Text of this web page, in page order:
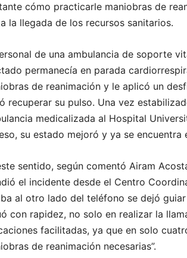
cómo practicarle maniobras de
la llegada de los recursos sanitarios.
de una ambulancia de soporte
permanecía en parada
de reanimación y le aplicó un
recuperar su pulso. Una vez
medicalizada al Hospital
su estado mejoró y ya se encuentra
sentido, según comentó Airam
el incidente desde el Centro
al otro lado del teléfono se dejó
con rapidez, no solo en realizar la
facilitadas, ya que en solo
de reanimación necesarias”.